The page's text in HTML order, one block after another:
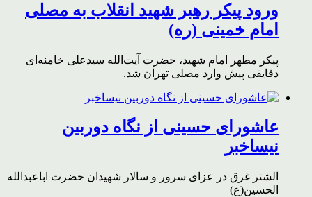
ورود پیکر رهبر شهید انقلاب به مصلی
امام خمینی (ره)
پیکر مطهر امام شهید،‌ حضرت آیت‌الله سیدعلی خامنه‌ای
دقایقی پیش وارد مصلی تهران شد.
عاشورای حسینی از نگاه دوربین
نیساخبر
الشتر غرق در عزای سرور و سالار شهیدان حضرت اباعبدالله
الحسین(ع)